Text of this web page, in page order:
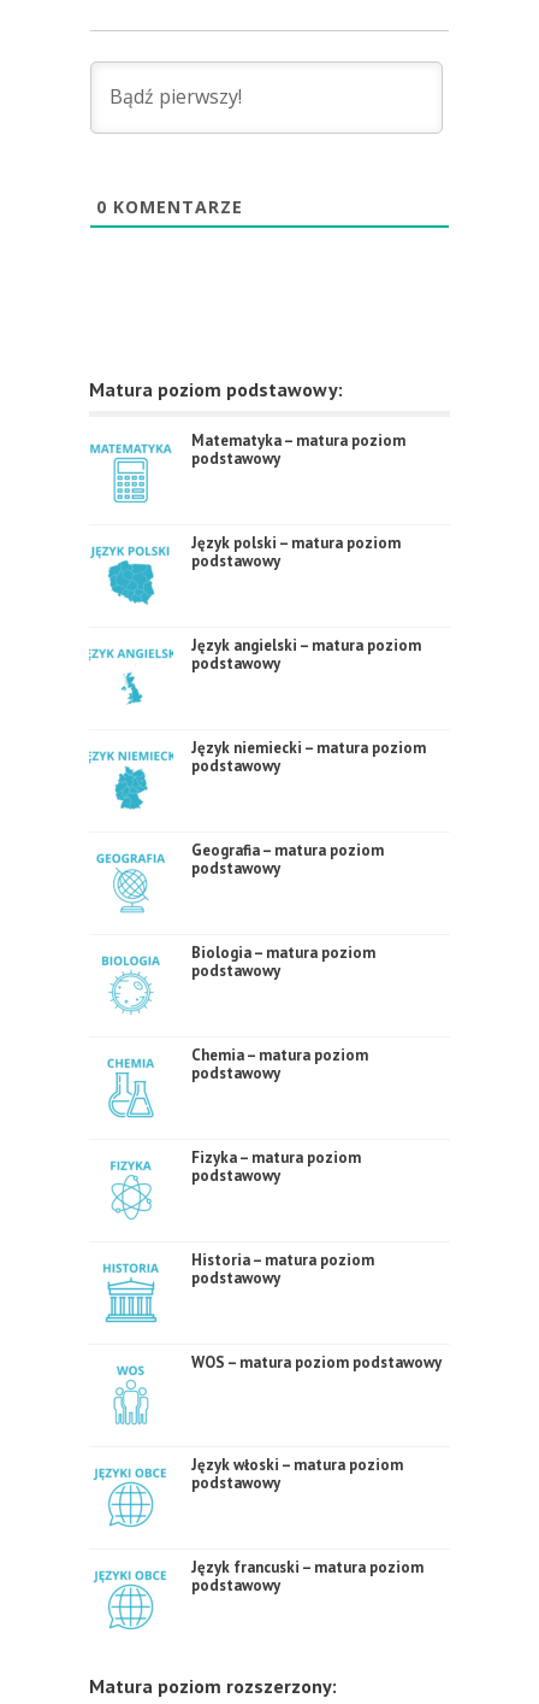
0 KOMENTARZE
Matura poziom podstawowy:
Matematyka – matura poziom
podstawowy
Język polski – matura poziom
podstawowy
Język angielski – matura poziom
podstawowy
Język niemiecki – matura poziom
podstawowy
Geografia – matura poziom
podstawowy
Biologia – matura poziom
podstawowy
Chemia – matura poziom
podstawowy
Fizyka – matura poziom
podstawowy
Historia – matura poziom
podstawowy
WOS – matura poziom podstawowy
Język włoski – matura poziom
podstawowy
Język francuski – matura poziom
podstawowy
Matura poziom rozszerzony: